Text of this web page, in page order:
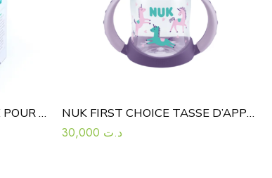
ESTH’ELLE CALINO CRÈME POUR LE CHANGE 50GR
NUK FIRST CHOICE TASSE D’APPRENTISSAGE
د.ت